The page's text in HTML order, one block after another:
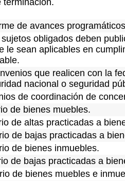
terminación.
de avances
obligados deben
le sean aplicables en
que realicen con la
nacional o seguridad
de coordinación de
de bienes muebles.
de altas practicadas a
de bajas practicadas a
de bienes inmuebles.
de bajas practicadas a
de bienes muebles e